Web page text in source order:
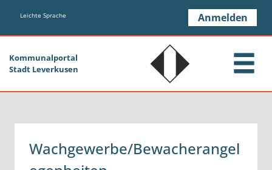
Zum Hauptinhalt springen
Leichte Sprache Anmelden
Kommunalportal
Stadt Leverkusen
Wachgewerbe/Bewacherangel